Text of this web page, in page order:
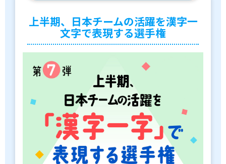
メールマガジン
「SSFニュース」
会員登録
個人情報保護方針
ソーシャルメディア運営方針
© 2020
スポーツボランティア
スポーツ政策・予算
健康とスポーツ
社会づくり
自治体との連携
各教育機関との連携
スポーツ振興団体との連携
上半期、日本チームの活躍を漢字一
文字で表現する選手権